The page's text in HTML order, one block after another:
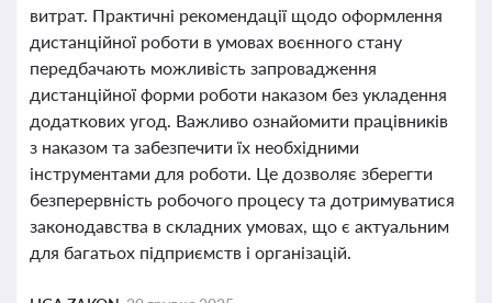
витрат. Практичні рекомендації щодо оформлення
дистанційної роботи в умовах воєнного стану
передбачають можливість запровадження
дистанційної форми роботи наказом без укладення
додаткових угод. Важливо ознайомити працівників
з наказом та забезпечити їх необхідними
інструментами для роботи. Це дозволяє зберегти
безперервність робочого процесу та дотримуватися
законодавства в складних умовах, що є актуальним
для багатьох підприємств і організацій.